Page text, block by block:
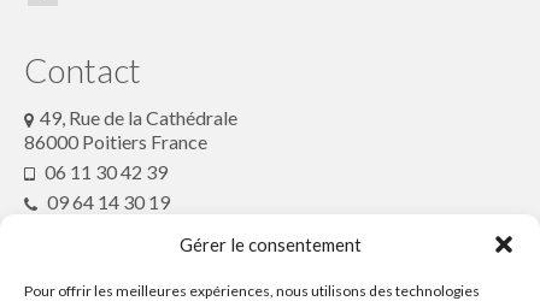
Gérer le consentement
Pour offrir les meilleures expériences, nous utilisons des technologies
Contact
49, Rue de la Cathédrale
86000 Poitiers France
06 11 30 42 39
09 64 14 30 19